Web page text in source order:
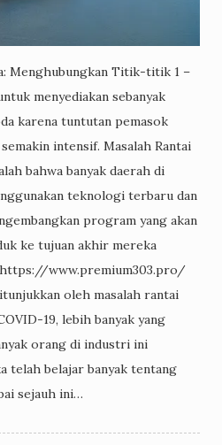
Menghubungkan Titik-titik 1 –
menyediakan sebanyak
karena tuntutan pemasok
intensif. Masalah Rantai
bahwa banyak daerah di
teknologi terbaru dan
program yang akan
ke tujuan akhir mereka
https://www.premium303.pro/
oleh masalah rantai
19, lebih banyak yang
orang di industri ini
telah belajar banyak tentang
sejauh ini…